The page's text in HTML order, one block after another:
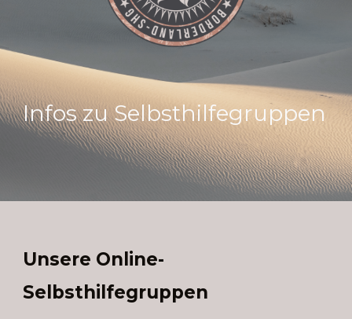
Infos zu Selbsthilfegruppen
Unsere Online-
Selbsthilfegruppen